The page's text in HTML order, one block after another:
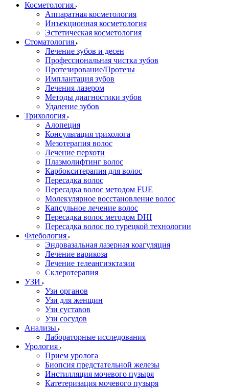
Косметология
Аппаратная косметология
Инъекционная косметология
Эстетическая косметология
Стоматология
Лечение зубов и десен
Профессиональная чистка зубов
Протезирование/Протезы
Имплантация зубов
Лечения лазером
Методы диагностики зубов
Удаление зубов
Трихология
Алопеция
Консультация трихолога
Мезотерапия волос
Лечение перхоти
Плазмолифтинг волос
Карбокситерапия для волос
Пересадка волос
Пересадка волос методом FUE
Молекулярное восстановление волос
Капсульное лечение волос
Пересадка волос методом DHI
Пересадка волос по турецкой технологии
Флебология
Эндовазальная лазерная коагуляция
Лечение варикоза
Лечение телеангиэктазии
Склеротерапия
УЗИ
Узи органов
Узи для женщин
Узи cуставов
Узи сосудов
Анализы
Лабораторные исследования
Урология
Прием уролога
Биопсия предстательной железы
Инстилляция мочевого пузыря
Катетеризация мочевого пузыря